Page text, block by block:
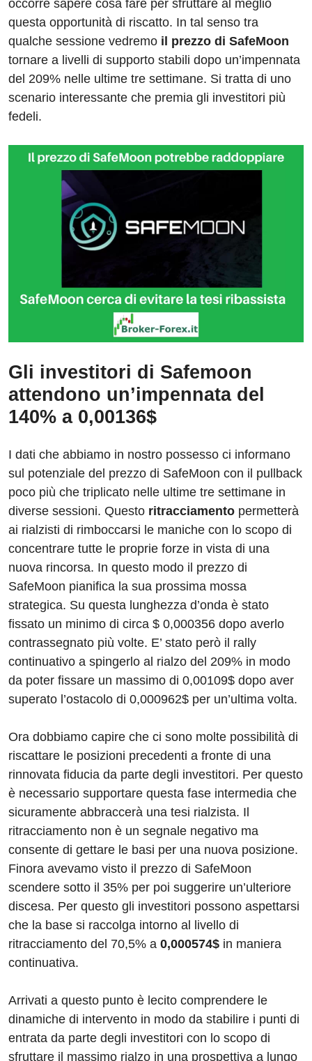
b
o
o
k
dI
n
t
d
s
A
p
p
a
m
occorre sapere cosa fare per sfruttare al meglio
questa opportunità di riscatto. In tal senso tra
qualche sessione vedremo il prezzo di SafeMoon
tornare a livelli di supporto stabili dopo un’impennata
del 209% nelle ultime tre settimane. Si tratta di uno
scenario interessante che premia gli investitori più
fedeli.
Gli investitori di Safemoon
attendono un’impennata del
140% a 0,00136$
I dati che abbiamo in nostro possesso ci informano
sul potenziale del prezzo di SafeMoon con il pullback
poco più che triplicato nelle ultime tre settimane in
diverse sessioni. Questo ritracciamento permetterà
ai rialzisti di rimboccarsi le maniche con lo scopo di
concentrare tutte le proprie forze in vista di una
nuova rincorsa. In questo modo il prezzo di
SafeMoon pianifica la sua prossima mossa
strategica. Su questa lunghezza d’onda è stato
fissato un minimo di circa $ 0,000356 dopo averlo
contrassegnato più volte. E’ stato però il rally
continuativo a spingerlo al rialzo del 209% in modo
da poter fissare un massimo di 0,00109$ dopo aver
superato l’ostacolo di 0,000962$ per un’ultima volta.
Ora dobbiamo capire che ci sono molte possibilità di
riscattare le posizioni precedenti a fronte di una
rinnovata fiducia da parte degli investitori. Per questo
è necessario supportare questa fase intermedia che
sicuramente abbraccerà una tesi rialzista. Il
ritracciamento non è un segnale negativo ma
consente di gettare le basi per una nuova posizione.
Finora avevamo visto il prezzo di SafeMoon
scendere sotto il 35% per poi suggerire un’ulteriore
discesa. Per questo gli investitori possono aspettarsi
che la base si raccolga intorno al livello di
ritracciamento del 70,5% a 0,000574$ in maniera
continuativa.
Arrivati a questo punto è lecito comprendere le
dinamiche di intervento in modo da stabilire i punti di
entrata da parte degli investitori con lo scopo di
sfruttare il massimo rialzo in una prospettiva a lungo